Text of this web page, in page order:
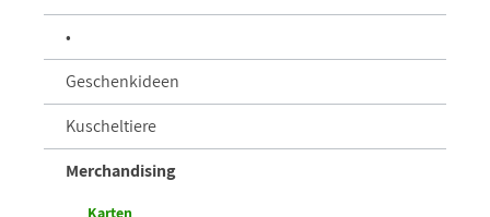
•
Geschenkideen
Kuscheltiere
Merchandising
Karten